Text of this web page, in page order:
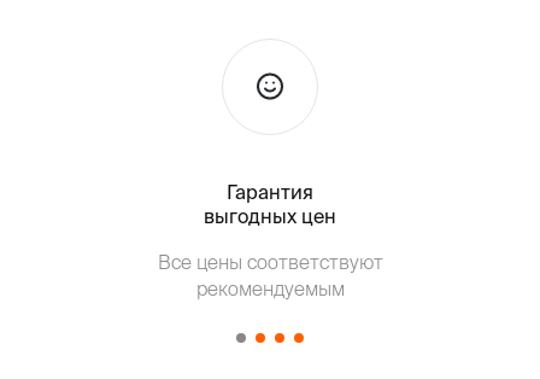
Гарантия
выгодных цен
Все цены соответствуют
рекомендуемым